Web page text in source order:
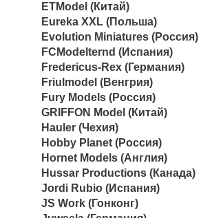
ETModel (Китай)
Eureka XXL (Польша)
Evolution Miniatures (Россия)
FCModelternd (Испания)
Fredericus-Rex (Германия)
Friulmodel (Венгрия)
Fury Models (Россия)
GRIFFON Model (Китай)
Hauler (Чехия)
Hobby Planet (Россия)
Hornet Models (Англия)
Hussar Productions (Канада)
Jordi Rubio (Испания)
JS Work (Гонконг)